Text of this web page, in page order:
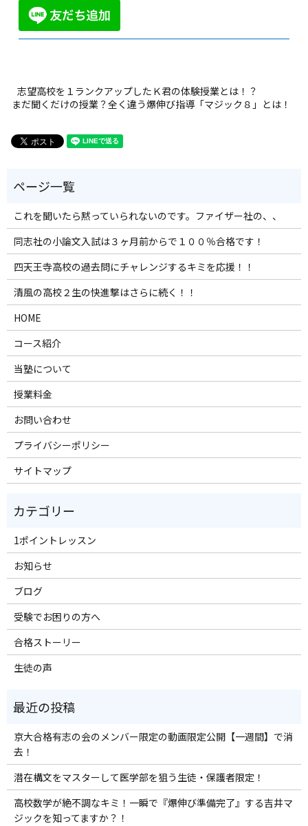
志望高校を１ランクアップしたＫ君の体験授業とは！？
まだ聞くだけの授業？全く違う爆伸び指導「マジック８」とは！
これを聞いたら黙っていられないのです。ファイザー社の、、
同志社の小論文入試は３ヶ月前からで１００％合格です！
四天王寺高校の過去問にチャレンジするキミを応援！！
清風の高校２生の快進撃はさらに続く！！
HOME
コース紹介
当塾について
授業料金
お問い合わせ
プライバシーポリシー
サイトマップ
1ポイントレッスン
お知らせ
ブログ
受験でお困りの方へ
合格ストーリー
生徒の声
京大合格有志の会のメンバー限定の動画限定公開【一週間】で消
去！
潜在構文をマスターして医学部を狙う生徒・保護者限定！
高校数学が絶不調なキミ！一瞬で『爆伸び準備完了』する吉井マ
ジックを知ってますか？！